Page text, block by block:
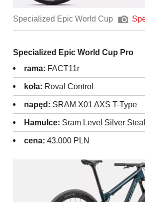
Specialized Epic World Cup
Specialized Epic World Cup Pro
rama: FACT11r
koła: Roval Control
napęd: SRAM X01 AXS T-Type
Hamulce: Sram Level Silver
cena:43.000 PLN